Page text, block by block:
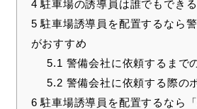
4 駐車場の誘導員は誰でもできる
5 駐車場誘導員を配置するなら
がおすすめ
5.1 警備会社に依頼するまで
5.2 警備会社に依頼する際の
6 駐車場誘導員を配置するなら